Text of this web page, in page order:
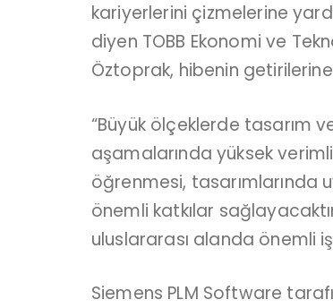
kariyerlerini çizmelerine
diyen TOBB Ekonomi ve
Öztoprak, hibenin
“Büyük ölçeklerde tasarım
aşamalarında yüksek
öğrenmesi, tasarımlarında
önemli katkılar
uluslararası alanda önemli iş
Siemens PLM Software